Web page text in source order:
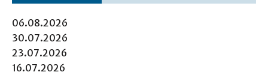
06.08.2026
30.07.2026
23.07.2026
16.07.2026